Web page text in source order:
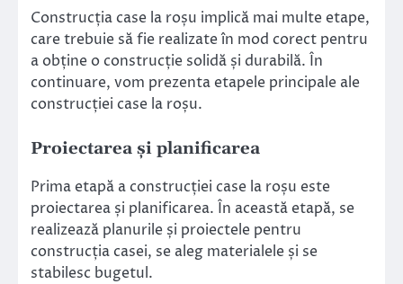
Construcția case la roșu implică mai multe etape,
care trebuie să fie realizate în mod corect pentru
a obține o construcție solidă și durabilă. În
continuare, vom prezenta etapele principale ale
construcției case la roșu.
Proiectarea și planificarea
Prima etapă a construcției case la roșu este
proiectarea și planificarea. În această etapă, se
realizează planurile și proiectele pentru
construcția casei, se aleg materialele și se
stabilesc bugetul.